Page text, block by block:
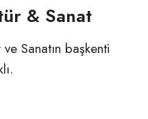
& Sanat
ve Sanatın başkenti